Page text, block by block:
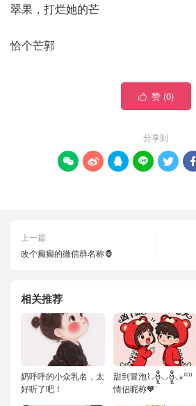
翠果，打烂她的芒
恰个芒郭
 赞 (0)
分享到
     
上一篇
改个癫癫的微信群名称🦍
相关推荐
奶呼呼的小众乳名，太
好听了吧！
甜到冒泡⌇⸝ဗီူ⸜⸝ဗီူ⸜⋆꙳⁾⁾
情侣昵称🧡ᐝ